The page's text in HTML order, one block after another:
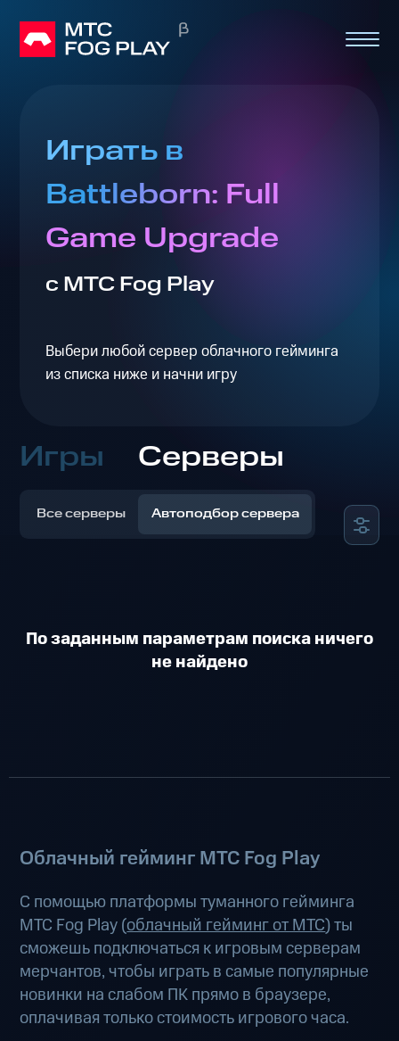
Играть в
Battleborn: Full
Game Upgrade
с МТС Fog Play
Выбери любой сервер облачного гейминга
из списка ниже и начни игру
Игры Серверы
Все серверы Автоподбор сервера
По заданным параметрам поиска ничего
не найдено
Облачный гейминг МТС Fog Play
С помощью платформы туманного гейминга
МТС Fog Play (облачный гейминг от МТС) ты
сможешь подключаться к игровым серверам
мерчантов, чтобы играть в самые популярные
новинки на слабом ПК прямо в браузере,
оплачивая только стоимость игрового часа.